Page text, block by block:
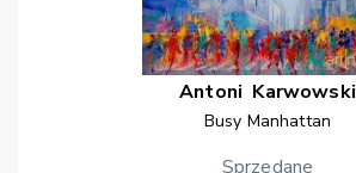
Antoni Karwowski
Busy Manhattan
Sprzedane